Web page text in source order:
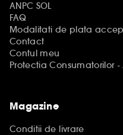
ANPC SOL
FAQ
Modalitati de plata
Contact
Contul meu
Protectia Consumatorilor -
Magazine
Conditii de livrare